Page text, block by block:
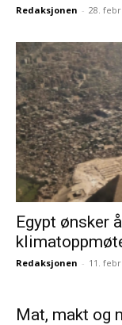
Redaksjonen - 28.
Egypt ønsker
Redaksjonen - 11.
Mat, makt og